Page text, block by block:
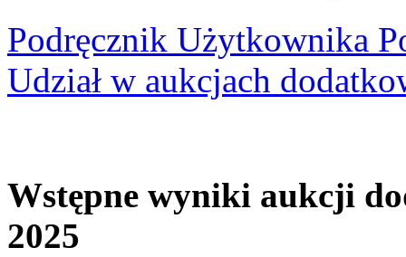
Podręcznik Użytkownika
Udział w aukcjach
Wstępne wyniki aukcji
2025